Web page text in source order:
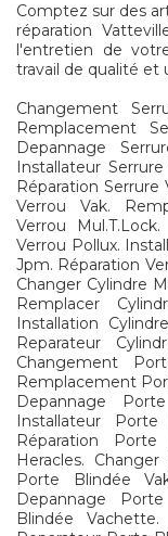
Comptez sur des
réparation
l'entretien de
travail de qualité et
Changement
Remplacement
Depannage
Installateur
Réparation
Verrou Vak.
Verrou
Verrou Pollux.
Jpm. Réparation
Changer Cylindre
Remplacer
Installation
Reparateur
Changement
Remplacement
Depannage
Installateur
Réparation
Heracles.
Porte Blindée
Depannage
Blindée